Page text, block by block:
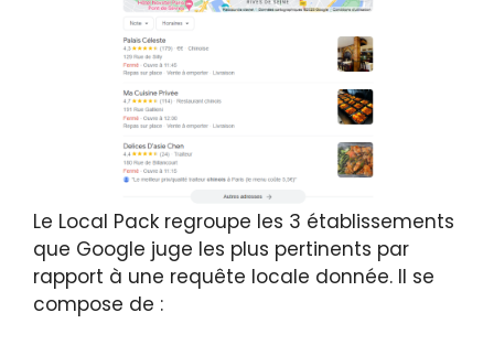
Le Local Pack regroupe les 3 établissements
que Google juge les plus pertinents par
rapport à une requête locale donnée. Il se
compose de :